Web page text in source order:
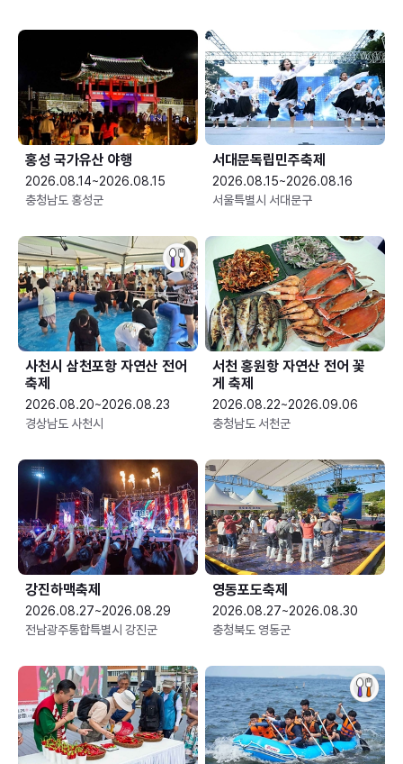
홍성 국가유산 야행
2026.08.14~2026.08.15
충청남도 홍성군
서대문독립민주축제
2026.08.15~2026.08.16
서울특별시 서대문구
사천시 삼천포항 자연산 전어
축제
2026.08.20~2026.08.23
경상남도 사천시
서천 홍원항 자연산 전어 꽃
게 축제
2026.08.22~2026.09.06
충청남도 서천군
강진하맥축제
2026.08.27~2026.08.29
전남광주통합특별시 강진군
영동포도축제
2026.08.27~2026.08.30
충청북도 영동군